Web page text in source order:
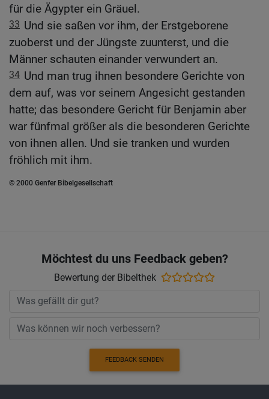
für die Ägypter ein Gräuel.
33 Und sie saßen vor ihm, der Erstgeborene
zuoberst und der Jüngste zuunterst, und die
Männer schauten einander verwundert an.
34 Und man trug ihnen besondere Gerichte von
dem auf, was vor seinem Angesicht gestanden
hatte; das besondere Gericht für Benjamin aber
war fünfmal größer als die besonderen Gerichte
von ihnen allen. Und sie tranken und wurden
fröhlich mit ihm.
© 2000 Genfer Bibelgesellschaft
Möchtest du uns Feedback geben?
Bewertung der Bibelthek
FEEDBACK SENDEN